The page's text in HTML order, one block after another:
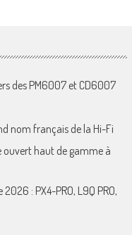
des PM6007 et CD6007
nom français de la Hi-Fi
ouvert haut de gamme à
: PX4-PRO, L9Q PRO,